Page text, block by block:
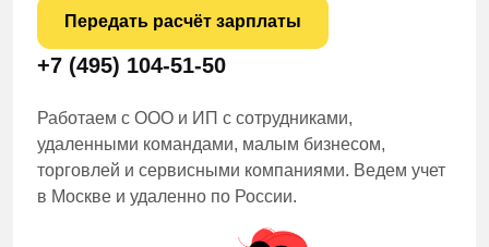
Передать расчёт зарплаты
+7 (495) 104-51-50
Работаем с ООО и ИП с сотрудниками,
удаленными командами, малым бизнесом,
торговлей и сервисными компаниями. Ведем учет
в Москве и удаленно по России.